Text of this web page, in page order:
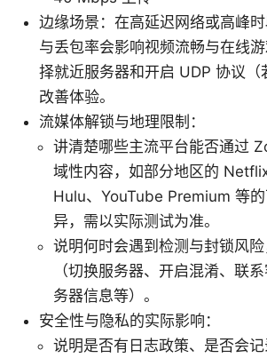
边缘场景：在高延迟网络或高峰
与丢包率会影响视频流畅与在线
择就近服务器和开启 UDP 协议（
改善体验。
流媒体解锁与地理限制：
讲清楚哪些主流平台能否通过
域性内容，如部分地区的
Hulu、YouTube Premium 等
异，需以实际测试为准。
说明何时会遇到检测与封锁风
（切换服务器、开启混淆、联
务器信息等）。
安全性与隐私的实际影响：
说明是否有日志政策、是否会